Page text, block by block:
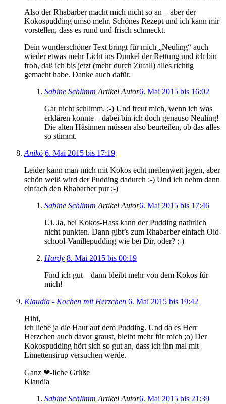
Also der Rhabarber macht mich nicht so an – aber der
Kokospudding umso mehr. Schönes Rezept und ich kann mir
vorstellen, dass es rund und frisch schmeckt.
Dein wunderschöner Text bringt für mich „Neuling“ auch
wieder etwas mehr Licht ins Dunkel der Rettung und ich bin
froh, daß ich bis jetzt (mehr durch Zufall) alles richtig
gemacht habe. Danke auch dafür.
Sabine Schlimm Artikel Autor6. Mai 2015 bis 16:02
Gar nicht schlimm. ;-) Und freut mich, wenn ich was
erklären konnte – dabei bin ich doch genauso Neuling!
Die alten Häsinnen müssen also beurteilen, ob das alles
so stimmt.
Anikó 6. Mai 2015 bis 17:19
Leider kann man mich mit Kokos echt meilenweit jagen, aber
schön weiß wird der Pudding dadurch :-) Und ich nehm dann
einfach den Rhabarber pur :-)
Sabine Schlimm Artikel Autor6. Mai 2015 bis 17:46
Ui. Ja, bei Kokos-Hass kann der Pudding natürlich
nicht punkten. Dann gibt’s zum Rhabarber einfach Old-
school-Vanillepudding wie bei Dir, oder? ;-)
Hardy 8. Mai 2015 bis 00:19
Find ich gut – dann bleibt mehr von dem Kokos für
mich!
Klaudia - Kochen mit Herzchen 6. Mai 2015 bis 19:42
Hihi,
ich liebe ja die Haut auf dem Pudding. Und da es Herr
Herzchen auch davor graust, bleibt mehr für mich ;o) Der
Kokospudding hört sich so gut an, dass ich ihn mal mit
Limettensirup versuchen werde.
Ganz ❤-liche Grüße
Klaudia
Sabine Schlimm Artikel Autor6. Mai 2015 bis 21:39